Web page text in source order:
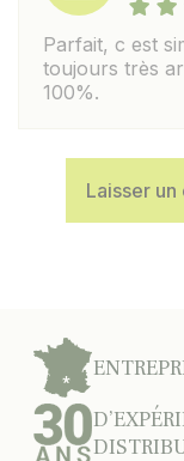
Parfait, c est
toujours très
100%.
Laisser